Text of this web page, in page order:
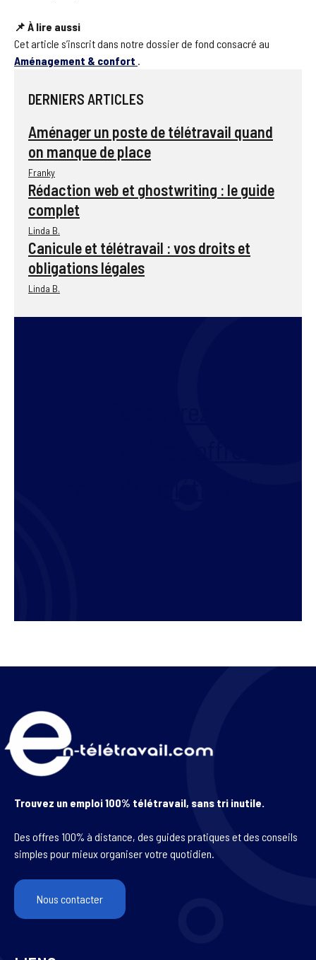
📌 À lire aussi
Cet article s’inscrit dans notre dossier de fond consacré au
Aménagement & confort
DERNIERS ARTICLES
Aménager un poste de télétravail quand
on manque de place
Franky
Rédaction web et ghostwriting : le guide
complet
Linda B.
Canicule et télétravail : vos droits et
obligations légales
Linda B.
Trouvez un emploi 100% télétravail, sans tri inutile.
Des offres 100% à distance, des guides pratiques et des conseils
simples pour mieux organiser votre quotidien.
Nous contacter